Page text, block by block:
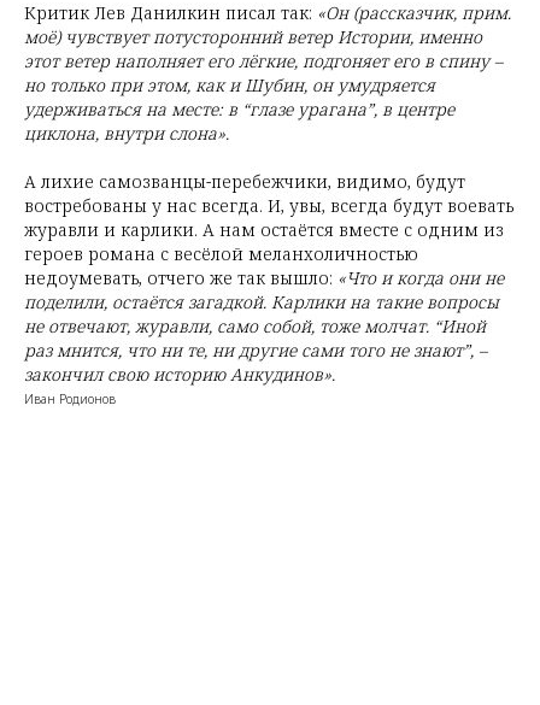
Критик Лев Данилкин писал так: «Он (рассказчик, прим.
моё) чувствует потусторонний ветер Истории, именно
этот ветер наполняет его лёгкие, подгоняет его в спину –
но только при этом, как и Шубин, он умудряется
удерживаться на месте: в “глазе урагана”, в центре
циклона, внутри слона».
А лихие самозванцы-перебежчики, видимо, будут
востребованы у нас всегда. И, увы, всегда будут воевать
журавли и карлики. А нам остаётся вместе с одним из
героев романа с весёлой меланхоличностью
недоумевать, отчего же так вышло: «Что и когда они не
поделили, остаётся загадкой. Карлики на такие вопросы
не отвечают, журавли, само собой, тоже молчат. “Иной
раз мнится, что ни те, ни другие сами того не знают”, –
закончил свою историю Анкудинов».
Иван Родионов